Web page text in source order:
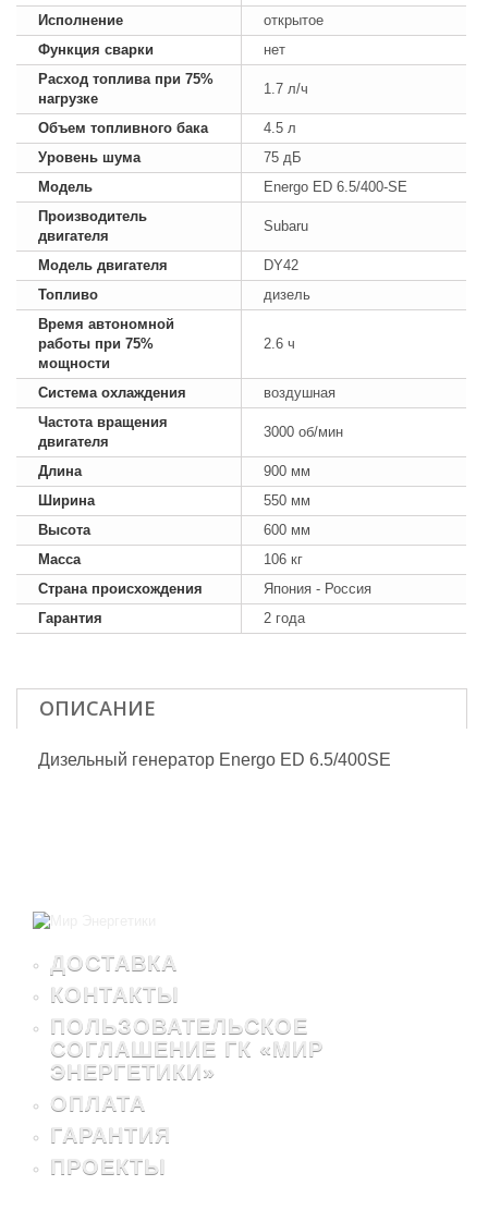
Исполнение
открытое
Функция сварки
нет
Расход топлива при 75%
нагрузке
1.7 л/ч
Объем топливного бака
4.5 л
Уровень шума
75 дБ
Модель
Energo ED 6.5/400-SE
Производитель
двигателя
Subaru
Модель двигателя
DY42
Топливо
дизель
Время автономной
работы при 75%
мощности
2.6 ч
Система охлаждения
воздушная
Частота вращения
двигателя
3000 об/мин
Длина
900 мм
Ширина
550 мм
Высота
600 мм
Масса
106 кг
Страна происхождения
Япония - Россия
Гарантия
2 года
ОПИСАНИЕ
Дизельный генератор Energo ED 6.5/400SE
ДОСТАВКА
КОНТАКТЫ
ПОЛЬЗОВАТЕЛЬСКОЕ
СОГЛАШЕНИЕ ГК «МИР
ЭНЕРГЕТИКИ»
ОПЛАТА
ГАРАНТИЯ
ПРОЕКТЫ